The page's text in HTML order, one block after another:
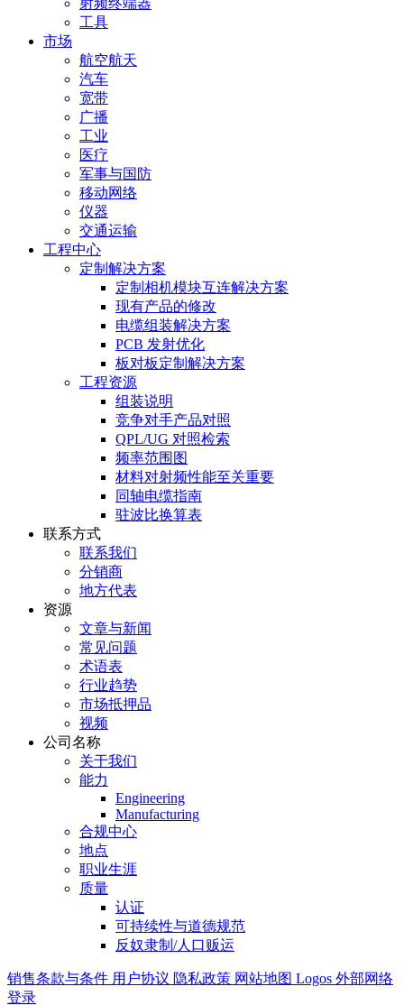
工具
市场
航空航天
汽车
宽带
广播
工业
医疗
军事与国防
移动网络
仪器
交通运输
工程中心
定制解决方案
定制相机模块互连解决方案
现有产品的修改
电缆组装解决方案
PCB 发射优化
板对板定制解决方案
工程资源
组装说明
竞争对手产品对照
QPL/UG 对照检索
频率范围图
材料对射频性能至关重要
同轴电缆指南
驻波比换算表
联系方式
联系我们
分销商
地方代表
资源
文章与新闻
常见问题
术语表
行业趋势
市场抵押品
视频
公司名称
关于我们
能力
Engineering
Manufacturing
合规中心
地点
职业生涯
质量
认证
可持续性与道德规范
反奴隶制/人口贩运
销售条款与条件 用户协议 隐私政策 网站地图 Logos 外部网络
登录